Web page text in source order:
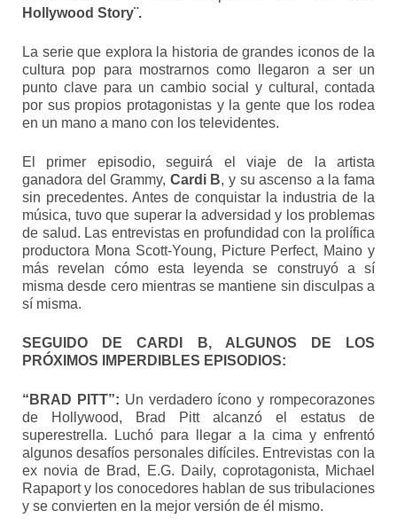
Hollywood Story¨.
La serie que explora la historia de grandes iconos de la
cultura pop para mostrarnos como llegaron a ser un
punto clave para un cambio social y cultural, contada
por sus propios protagonistas y la gente que los rodea
en un mano a mano con los televidentes.
El primer episodio, seguirá el viaje de la artista
ganadora del Grammy, Cardi B, y su ascenso a la fama
sin precedentes. Antes de conquistar la industria de la
música, tuvo que superar la adversidad y los problemas
de salud. Las entrevistas en profundidad con la prolífica
productora Mona Scott-Young, Picture Perfect, Maino y
más revelan cómo esta leyenda se construyó a sí
misma desde cero mientras se mantiene sin disculpas a
sí misma.
SEGUIDO DE CARDI B, ALGUNOS DE LOS
PRÓXIMOS IMPERDIBLES EPISODIOS:
“BRAD PITT”: Un verdadero ícono y rompecorazones
de Hollywood, Brad Pitt alcanzó el estatus de
superestrella. Luchó para llegar a la cima y enfrentó
algunos desafíos personales difíciles. Entrevistas con la
ex novia de Brad, E.G. Daily, coprotagonista, Michael
Rapaport y los conocedores hablan de sus tribulaciones
y se convierten en la mejor versión de él mismo.